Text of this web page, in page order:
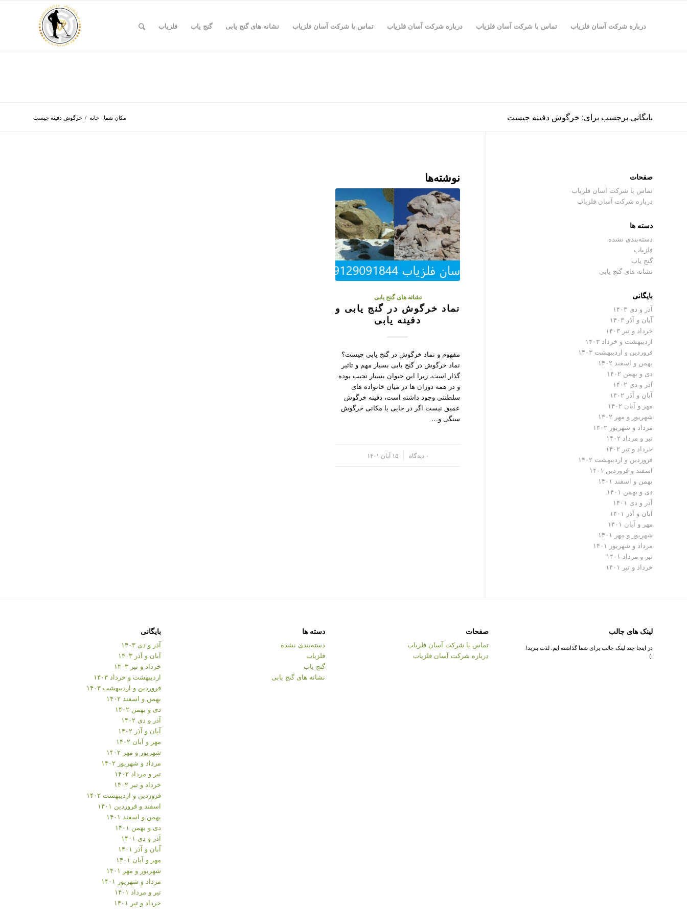
درباره شرکت آسان فلزیاب تماس با شرکت آسان فلزیاب درباره شرکت آسان فلزیاب تماس با شرکت آسان فلزیاب نشانه های گنج یابی گنج یاب فلزیاب
بایگانی برچسب برای: خرگوش دفینه چیست مکان شما: خانه / خرگوش دفینه چیست
نوشته‌ها
نشانه های گنج یابی
نماد خرگوش در گنج یابی و
دفینه یابی
مفهوم و نماد خرگوش در گنج یابی چیست؟
نماد خرگوش در گنج یابی بسیار مهم و تاثیر
گذار است، زیرا این حیوان بسیار نجیب بوده
و در همه دوران ها در میان خانواده های
سلطنتی وجود داشته است، دفینه خرگوش
عمیق نیست اگر در جایی یا مکانی خرگوش
سنگی و…
۰ دیدگاه ۱۵ آبان ۱۴۰۱
صفحات
تماس با شرکت آسان فلزیاب
درباره شرکت آسان فلزیاب
دسته ها
دسته‌بندی نشده
فلزیاب
گنج یاب
نشانه های گنج یابی
بایگانی
آذر و دی ۱۴۰۳
آبان و آذر ۱۴۰۳
خرداد و تیر ۱۴۰۳
اردیبهشت و خرداد ۱۴۰۳
فروردین و اردیبهشت ۱۴۰۳
بهمن و اسفند ۱۴۰۲
دی و بهمن ۱۴۰۲
آذر و دی ۱۴۰۲
آبان و آذر ۱۴۰۲
مهر و آبان ۱۴۰۲
شهریور و مهر ۱۴۰۲
مرداد و شهریور ۱۴۰۲
تیر و مرداد ۱۴۰۲
خرداد و تیر ۱۴۰۲
فروردین و اردیبهشت ۱۴۰۲
اسفند و فروردین ۱۴۰۱
بهمن و اسفند ۱۴۰۱
دی و بهمن ۱۴۰۱
آذر و دی ۱۴۰۱
آبان و آذر ۱۴۰۱
مهر و آبان ۱۴۰۱
شهریور و مهر ۱۴۰۱
مرداد و شهریور ۱۴۰۱
تیر و مرداد ۱۴۰۱
خرداد و تیر ۱۴۰۱
لینک های جالب
در اینجا چند لینک جالب برای شما گذاشته ایم. لذت ببرید!
:)
صفحات
تماس با شرکت آسان فلزیاب
درباره شرکت آسان فلزیاب
دسته ها
دسته‌بندی نشده
فلزیاب
گنج یاب
نشانه های گنج یابی
بایگانی
آذر و دی ۱۴۰۳
آبان و آذر ۱۴۰۳
خرداد و تیر ۱۴۰۳
اردیبهشت و خرداد ۱۴۰۳
فروردین و اردیبهشت ۱۴۰۳
بهمن و اسفند ۱۴۰۲
دی و بهمن ۱۴۰۲
آذر و دی ۱۴۰۲
آبان و آذر ۱۴۰۲
مهر و آبان ۱۴۰۲
شهریور و مهر ۱۴۰۲
مرداد و شهریور ۱۴۰۲
تیر و مرداد ۱۴۰۲
خرداد و تیر ۱۴۰۲
فروردین و اردیبهشت ۱۴۰۲
اسفند و فروردین ۱۴۰۱
بهمن و اسفند ۱۴۰۱
دی و بهمن ۱۴۰۱
آذر و دی ۱۴۰۱
آبان و آذر ۱۴۰۱
مهر و آبان ۱۴۰۱
شهریور و مهر ۱۴۰۱
مرداد و شهریور ۱۴۰۱
تیر و مرداد ۱۴۰۱
خرداد و تیر ۱۴۰۱